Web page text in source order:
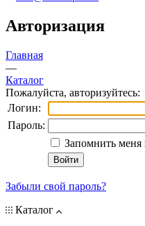
Авторизация
Главная
—
Каталог
Пожалуйста, авторизуйтесь:
Логин:
Пароль:
Запомнить меня
Забыли свой пароль?
Каталог